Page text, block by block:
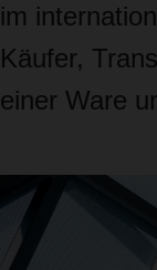
im
Käufer,
einer Ware